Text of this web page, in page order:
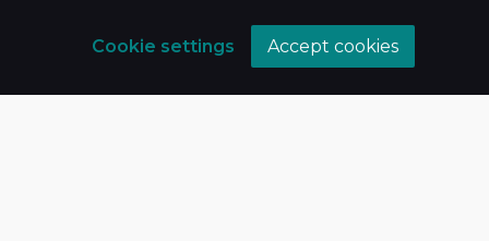
Xidmətlərimiz
Cookie settings Accept cookies